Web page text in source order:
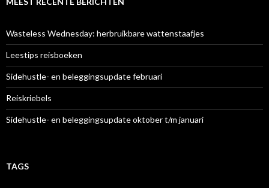
Wasteless Wednesday: herbruikbare wattenstaafjes
Leestips reisboeken
Sidehustle- en beleggingsupdate februari
Reiskriebels
Sidehustle- en beleggingsupdate oktober t/m januari
TAGS